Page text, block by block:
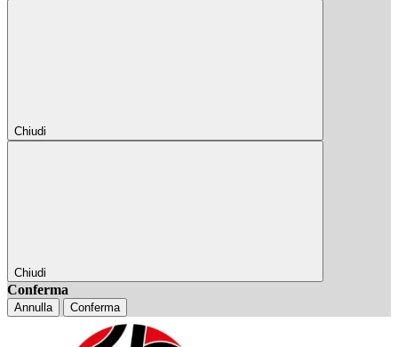
Chiudi
Chiudi
Conferma
Annulla Conferma